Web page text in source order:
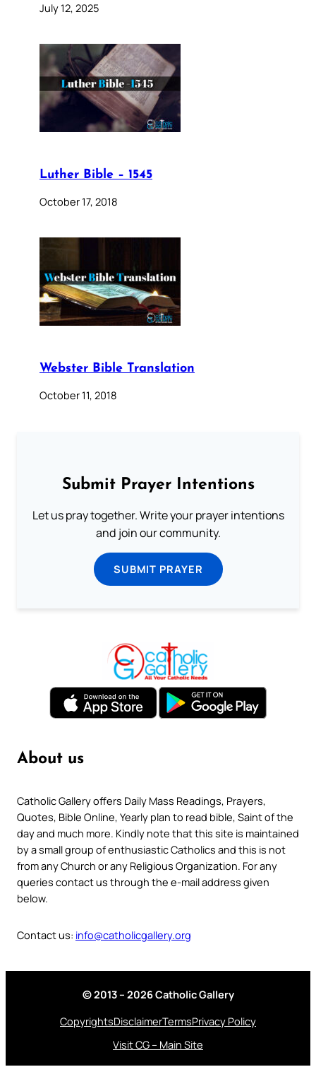
July 12, 2025
Luther Bible – 1545
October 17, 2018
Webster Bible Translation
October 11, 2018
Submit Prayer Intentions
Let us pray together. Write your prayer intentions
and join our community.
SUBMIT PRAYER
About us
Catholic Gallery offers Daily Mass Readings, Prayers,
Quotes, Bible Online, Yearly plan to read bible, Saint of the
day and much more. Kindly note that this site is maintained
by a small group of enthusiastic Catholics and this is not
from any Church or any Religious Organization. For any
queries contact us through the e-mail address given
below.
Contact us: info@catholicgallery.org
© 2013 – 2026 Catholic Gallery
CopyrightsDisclaimerTermsPrivacy Policy
Visit CG – Main Site